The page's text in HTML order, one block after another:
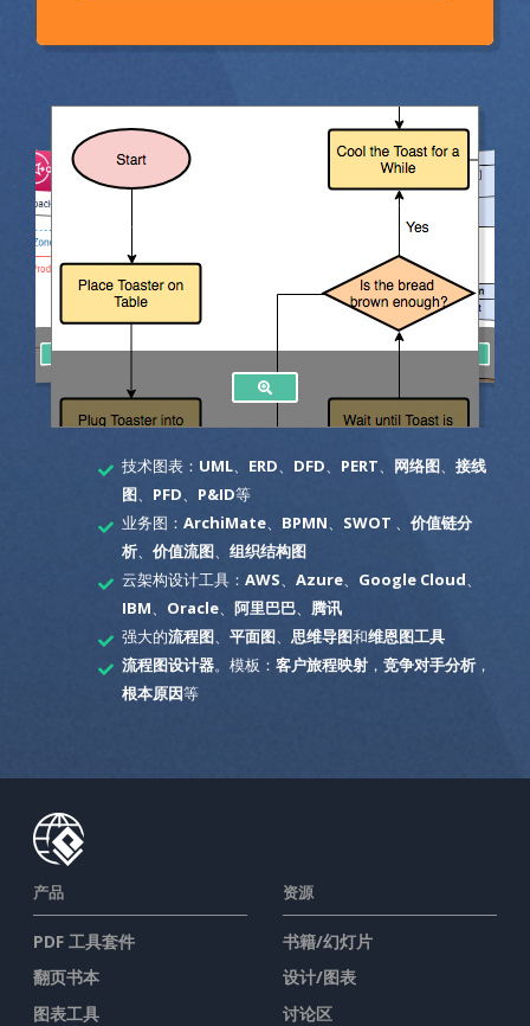
技术图表： UML、 ERD DFD PERT 网络图、 接线
图、 PFD P&ID等
业务图： ArchiMate、 BPMN SWOT
价值链分
析、 价值流图、 组织结构图
云架构设计工具： AWS Azure、 Google Cloud
IBM
Oracle、 阿里巴巴、 腾讯
强大的流程图、 平面图、 思维导图和维恩图工具
流程图设计器。模板： 客户旅程映射， 竞争对手分析，
根本原因等
产品
PDF 工具套件
翻页书本
图表工具
资源
书籍/幻灯片
设计/图表
讨论区